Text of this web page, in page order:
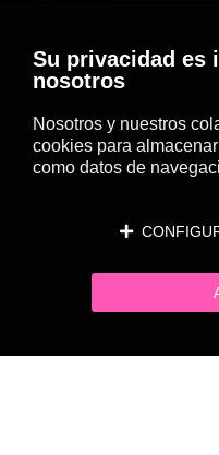
Su privacidad es
nosotros
Nosotros y nuestros
cookies para
como datos de